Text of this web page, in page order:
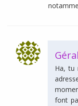
Ha, tu
font